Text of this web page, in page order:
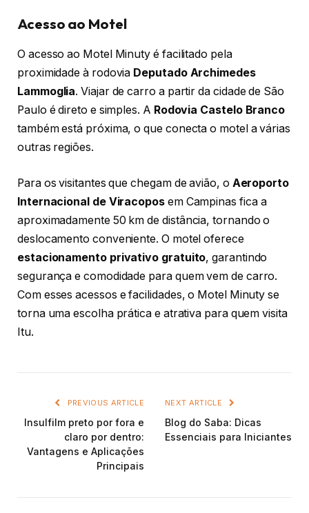
Acesso ao Motel
O acesso ao Motel Minuty é facilitado pela
proximidade à rodovia Deputado Archimedes
Lammoglia. Viajar de carro a partir da cidade de São
Paulo é direto e simples. A Rodovia Castelo Branco
também está próxima, o que conecta o motel a várias
outras regiões.
Para os visitantes que chegam de avião, o Aeroporto
Internacional de Viracoposem Campinas fica a
aproximadamente 50 km de distância, tornando o
deslocamento conveniente. O motel oferece
estacionamento privativo gratuito, garantindo
segurança e comodidade para quem vem de carro.
Com esses acessos e facilidades, o Motel Minuty se
torna uma escolha prática e atrativa para quem visita
Itu.
PREVIOUS ARTICLE
Insulfilm preto por fora e
claro por dentro:
Vantagens e Aplicações
Principais
NEXT ARTICLE
Blog do Saba: Dicas
Essenciais para Iniciantes